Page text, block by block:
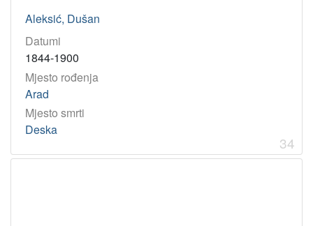
Aleksić, Dušan
Datumi
1844-1900
Mjesto rođenja
Arad
Mjesto smrti
Deska
34